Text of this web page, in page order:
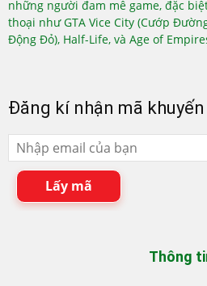
những người đam mê game, đặc
thoại như GTA Vice City (Cướp
Động Đỏ), Half-Life, và Age of
Đăng kí nhận mã
Lấy mã
Thông